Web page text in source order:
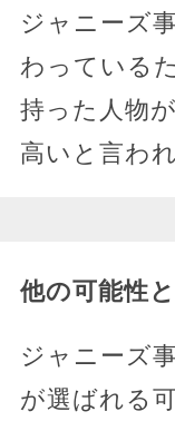
ジャニーズ
わっている
持った人物
高いと言わ
他の可能性
ジャニーズ
が選ばれる